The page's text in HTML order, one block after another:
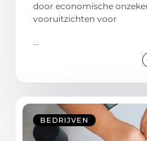
door economische
vooruitzichten voor
BEDRIJVEN